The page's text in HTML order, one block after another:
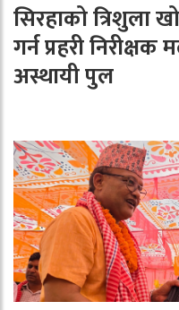
सिरहाको त्रिशुला
गर्न प्रहरी
अस्थायी पुल